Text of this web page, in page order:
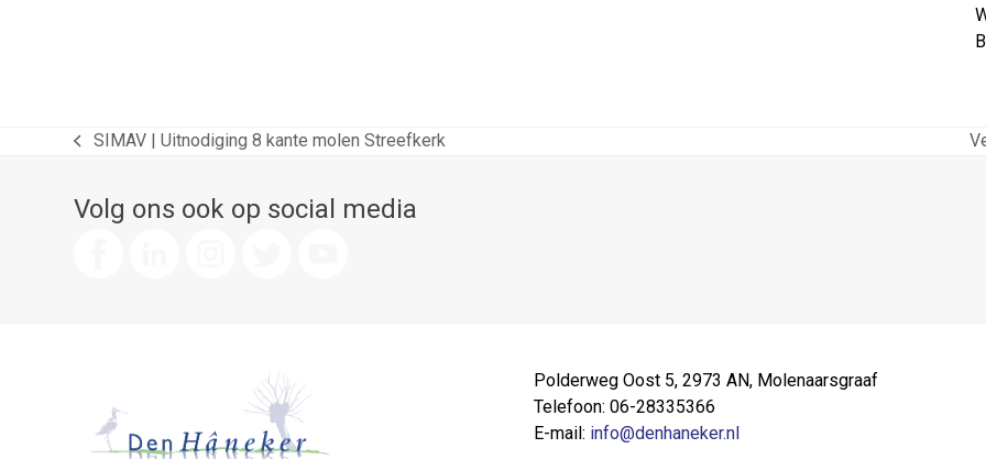
previous
SIMAV | Uitnodiging 8 kante molen Streefkerk
Volg ons ook op social media
Polderweg Oost 5, 2973 AN, Molenaarsgraaf
Telefoon: 06-28335366
E-mail: info@denhaneker.nl